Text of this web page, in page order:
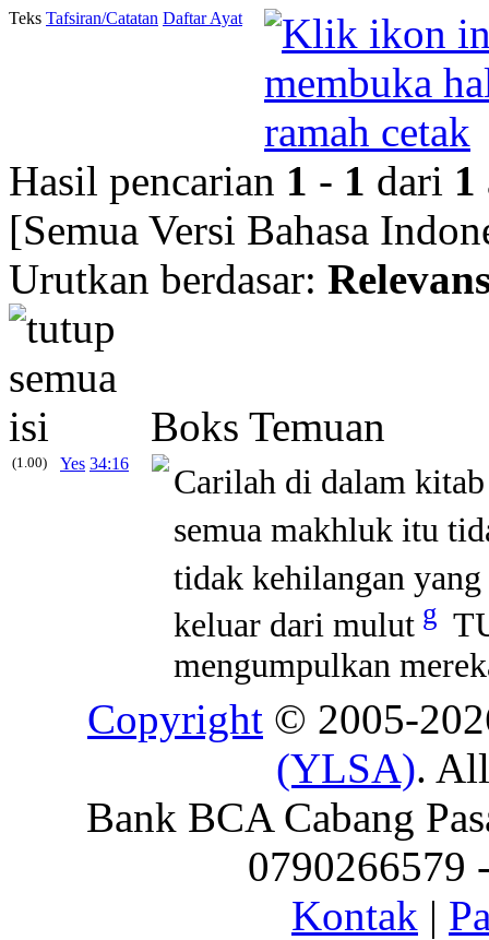
Teks Tafsiran/Catatan Daftar Ayat
Hasil pencarian 1 - 1 dari 1
[Semua Versi Bahasa
Urutkan berdasar:
Boks Temuan
(1.00) Yes 34:16
Carilah di dalam kitab
semua makhluk itu
tidak kehilangan
keluar dari mulut g
mengumpulkan
Copyright © 2005-
(YLSA).
Bank BCA Cabang
0790266579
Kontak |